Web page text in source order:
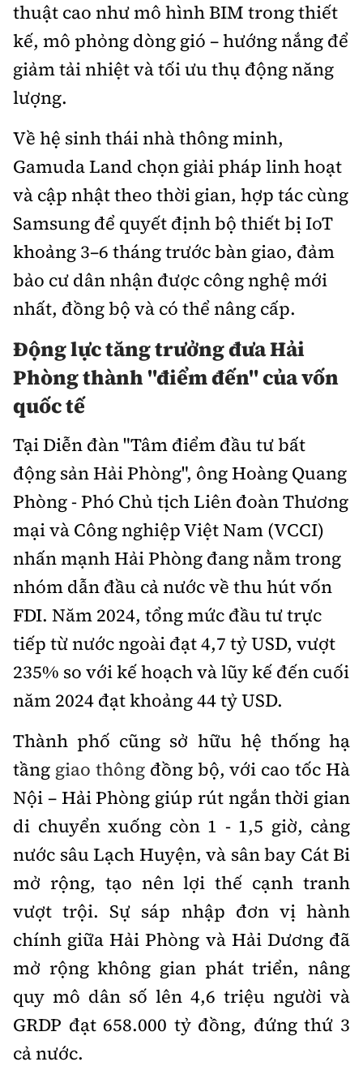
thuật cao như mô hình BIM trong thiết
kế, mô phỏng dòng gió – hướng nắng để
giảm tải nhiệt và tối ưu thụ động năng
lượng.
Về hệ sinh thái nhà thông minh,
Gamuda Land chọn giải pháp linh hoạt
và cập nhật theo thời gian, hợp tác cùng
Samsung để quyết định bộ thiết bị IoT
khoảng 3–6 tháng trước bàn giao, đảm
bảo cư dân nhận được công nghệ mới
nhất, đồng bộ và có thể nâng cấp.
Động lực tăng trưởng đưa Hải
Phòng thành "điểm đến" của vốn
quốc tế
Tại Diễn đàn "Tâm điểm đầu tư bất
động sản Hải Phòng", ông Hoàng Quang
Phòng - Phó Chủ tịch Liên đoàn Thương
mại và Công nghiệp Việt Nam (VCCI)
nhấn mạnh Hải Phòng đang nằm trong
nhóm dẫn đầu cả nước về thu hút vốn
FDI. Năm 2024, tổng mức đầu tư trực
tiếp từ nước ngoài đạt 4,7 tỷ USD, vượt
235% so với kế hoạch và lũy kế đến cuối
năm 2024 đạt khoảng 44 tỷ USD.
Thành phố cũng sở hữu hệ thống hạ
tầng giao thôngđồng bộ, với cao tốc Hà
Nội – Hải Phòng giúp rút ngắn thời gian
di chuyển xuống còn 1 - 1,5 giờ, cảng
nước sâu Lạch Huyện, và sân bay Cát Bi
mở rộng, tạo nên lợi thế cạnh tranh
vượt trội. Sự sáp nhập đơn vị hành
chính giữa Hải Phòng và Hải Dương đã
mở rộng không gian phát triển, nâng
quy mô dân số lên 4,6 triệu người và
GRDP đạt 658.000 tỷ đồng, đứng thứ 3
cả nước.